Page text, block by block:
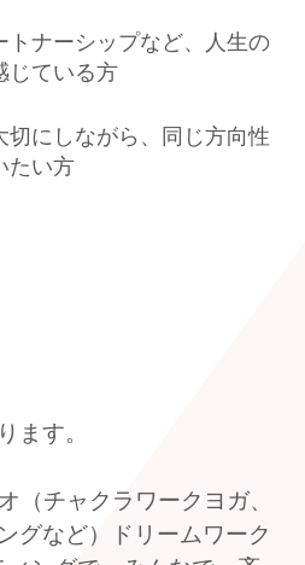
ナーシップなど、人生の
じている方
切にしながら、同じ方向性
たい方
ます。
（チャクラワークヨガ、
グなど）ドリームワーク